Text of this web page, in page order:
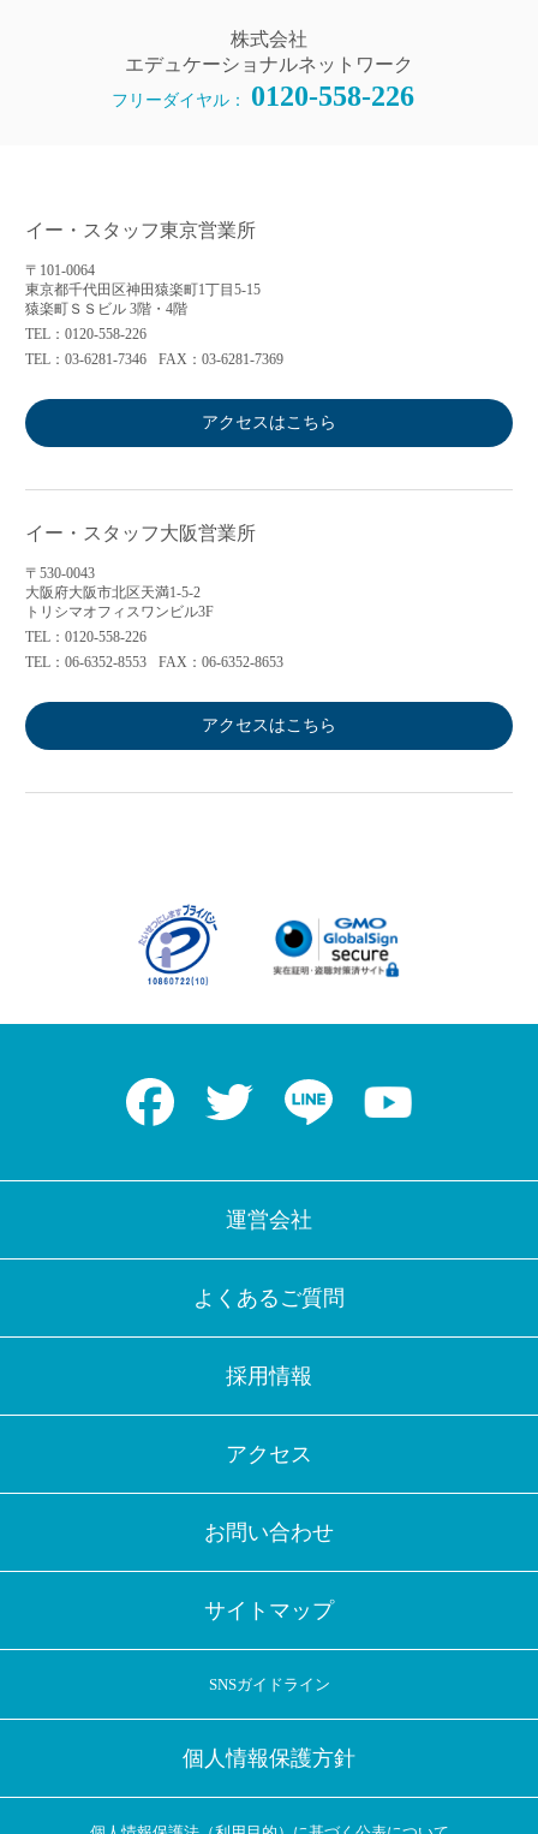
株式会社
エデュケーショナルネットワーク
フリーダイヤル： 0120-558-226
イー・スタッフ東京営業所
〒101-0064
東京都千代田区神田猿楽町1丁目5-15
猿楽町ＳＳビル 3階・4階
TEL：0120-558-226
TEL：03-6281-7346
FAX：03-6281-7369
アクセスはこちら
イー・スタッフ大阪営業所
〒530-0043
大阪府大阪市北区天満1-5-2
トリシマオフィスワンビル3F
TEL：0120-558-226
TEL：06-6352-8553
FAX：06-6352-8653
アクセスはこちら
Facebook Twitter LINE
運営会社
よくあるご質問
採用情報
アクセス
お問い合わせ
サイトマップ
SNSガイドライン
個人情報保護方針